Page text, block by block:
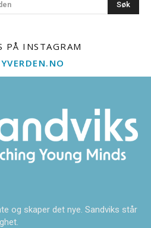
Søk
PÅ INSTAGRAM
og skaper det nye. Sandviks står